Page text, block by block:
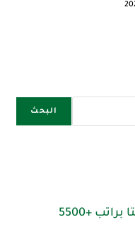
البحث
موظف/ة استقبال ونادل وباريستا براتب +5500